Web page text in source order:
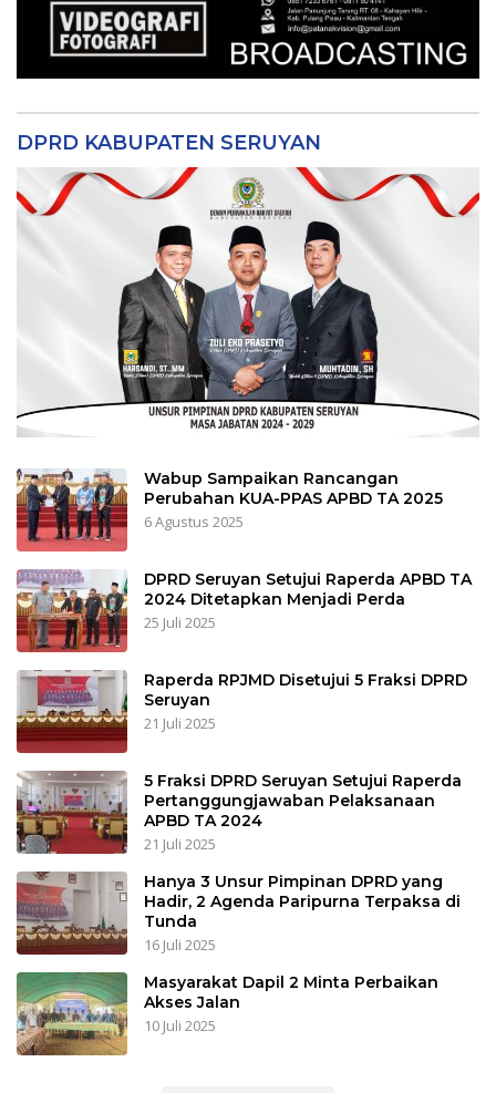
DPRD KABUPATEN SERUYAN
Wabup Sampaikan Rancangan
Perubahan KUA-PPAS APBD TA 2025
6 Agustus 2025
DPRD Seruyan Setujui Raperda APBD TA
2024 Ditetapkan Menjadi Perda
25 Juli 2025
Raperda RPJMD Disetujui 5 Fraksi DPRD
Seruyan
21 Juli 2025
5 Fraksi DPRD Seruyan Setujui Raperda
Pertanggungjawaban Pelaksanaan
APBD TA 2024
21 Juli 2025
Hanya 3 Unsur Pimpinan DPRD yang
Hadir, 2 Agenda Paripurna Terpaksa di
Tunda
16 Juli 2025
Masyarakat Dapil 2 Minta Perbaikan
Akses Jalan
10 Juli 2025